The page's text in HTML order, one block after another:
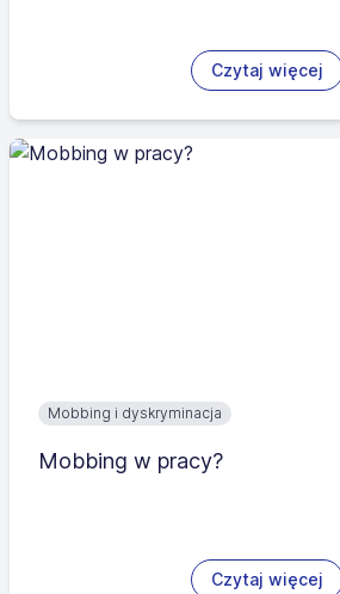
Czytaj więcej
Mobbing i dyskryminacja
Mobbing w pracy?
Czytaj więcej